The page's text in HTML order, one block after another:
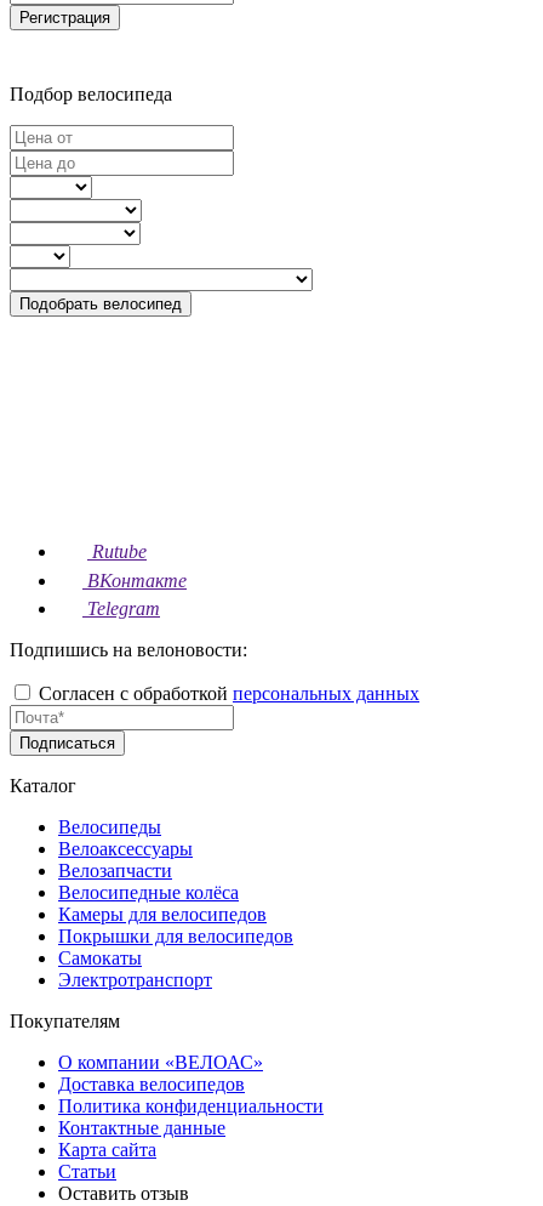
Регистрация
Подбор велосипеда
Подобрать велосипед
Rutube
ВКонтакте
Telegram
Подпишись на велоновости:
Согласен с обработкой персональных данных
Подписаться
Каталог
Велосипеды
Велоаксессуары
Велозапчасти
Велосипедные колёса
Камеры для велосипедов
Покрышки для велосипедов
Самокаты
Электротранспорт
Покупателям
О компании «ВЕЛОАС»
Доставка велосипедов
Политика конфиденциальности
Контактные данные
Карта сайта
Статьи
Оставить отзыв